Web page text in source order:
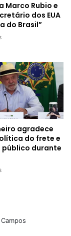
Marco Rubio e
dos EUA
do Brasil”
agradece
do frete e
durante
Campos